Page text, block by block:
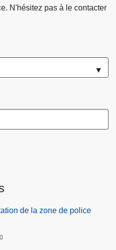
N'hésitez pas à le contacter
▼
de la zone de police